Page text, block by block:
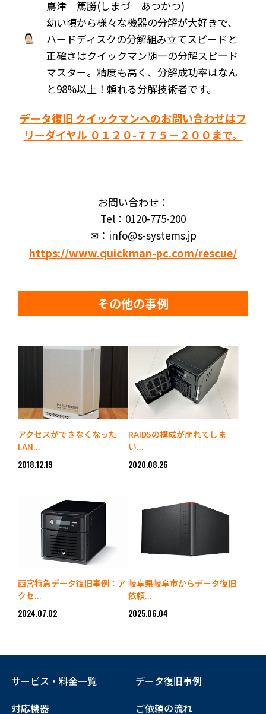
嶌津 篤勝(しまづ あつかつ)
幼い頃から様々な機器の分解が大好きで、
ハードディスクの分解組み立てスピードと
正確さはクイックマン随一の分解スピード
マスター。精度も高く、分解成功率はなん
と98%以上！頼れる分解技術者です。
データ復旧 クイックマンへのお問い合わせはフ
リーダイヤル ０１２０-７７５－２００まで。
お問い合わせ：
Tel：0120-775-200
✉：info@s-systems.jp
https://www.quickman-pc.com/rescue/
その他の事例
アクセスができなくなった
LAN...
2018.12.19
RAID5の構成が崩れてしま
い...
2020.08.26
西宮特急データ復旧事例：ア
クセ...
2024.07.02
岐阜県岐阜市からデータ復旧
依頼...
2025.06.04
サービス・料金一覧
対応機器
データ復旧事例
ご依頼の流れ